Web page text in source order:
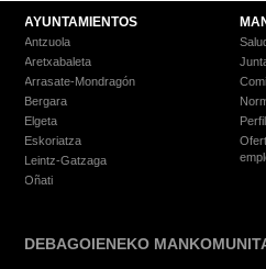
AYUNTAMIENTOS
Antzuola
Aretxabaleta
Arrasate-Mondragón
Bergara
Elgeta
Eskoriatza
Leintz-Gatzaga
Oñati
DEBAGOIENEKO